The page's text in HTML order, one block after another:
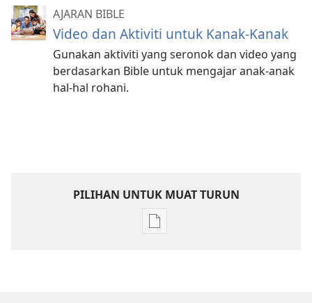
AJARAN BIBLE
Video dan Aktiviti untuk Kanak-Kanak
Gunakan aktiviti yang seronok dan video yang
berdasarkan Bible untuk mengajar anak-anak
hal-hal rohani.
PILIHAN UNTUK MUAT TURUN
Pilihan